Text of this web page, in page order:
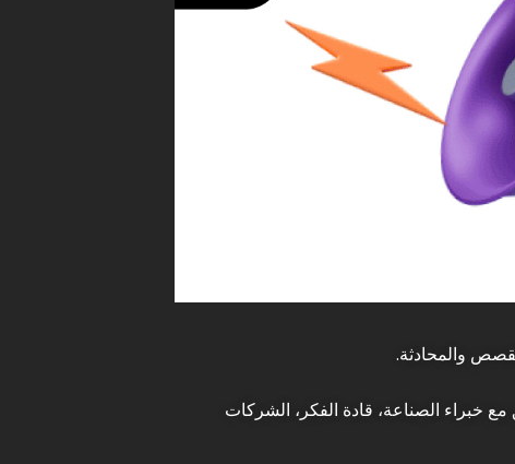
والمحادثة.
خبراء الصناعة، قادة الفكر، الشركات